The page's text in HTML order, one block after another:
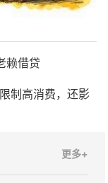
赖借贷
制高消费，还影
更多+